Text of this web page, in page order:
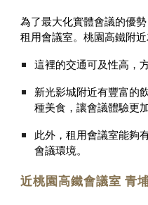
為了最大化實體會議的優
租用會議室。桃園高鐵附近
這裡的交通可及性高，
新光影城附近有豐富的
種美食，讓會議體驗更
此外，租用會議室能夠
會議環境。
近桃園高鐵會議室 青